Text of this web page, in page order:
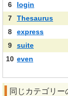
6
login
7
Thesaurus
8
express
9
suite
10 even
同じカテゴリー